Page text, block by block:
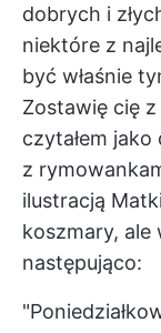
dobrych i
niektóre z
być właśnie
Zostawię cię
czytałem
z
ilustracją
koszmary, ale
następująco: